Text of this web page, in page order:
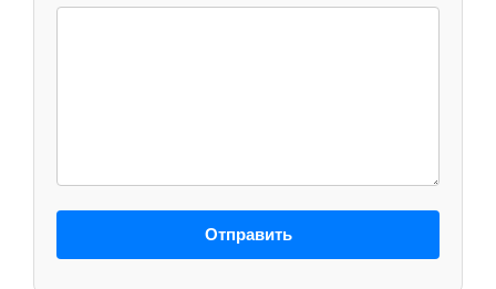
Отправить